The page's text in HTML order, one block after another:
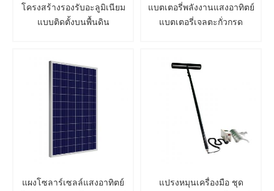
โครงสร้างรองรับอะลูมิเนียม
แบบติดตั้งบนพื้นดิน
แบตเตอรี่พลังงานแสงอาทิตย์
แบตเตอรี่เจลตะกั่วกรด
แผงโซลาร์เซลล์แสงอาทิตย์
แปรงหมุนเครื่องมือ ชุด